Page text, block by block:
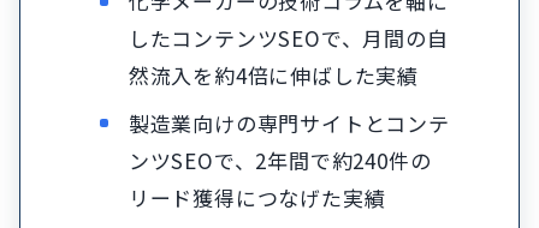
したコンテンツSEOで、月間の自
然流入を約4倍に伸ばした実績
製造業向けの専門サイトとコンテ
ンツSEOで、2年間で約240件の
リード獲得につなげた実績